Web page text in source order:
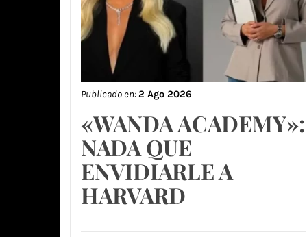
Publicado en:2 Ago 2026
«WANDA ACADEMY»:
NADA QUE
ENVIDIARLE A
HARVARD